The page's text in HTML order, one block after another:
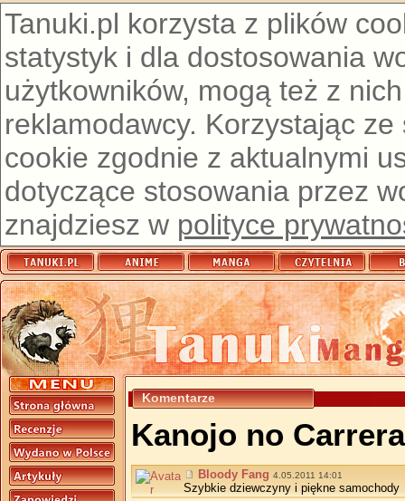
Tanuki.pl korzysta z plików
statystyk i dla dostosowania
użytkowników, mogą też z
reklamodawcy. Korzystając
cookie zgodnie z aktualnymi
dotyczące stosowania przez
znajdziesz w polityce
Komentarze
Kanojo no Carrera
Bloody Fang 4.05.2011 14:01
Szybkie dziewczyny i piękne samochody